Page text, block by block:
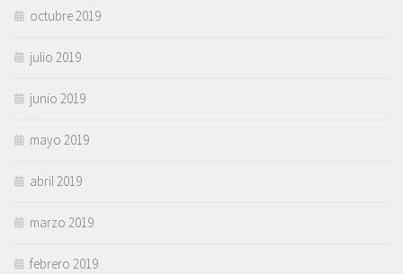
octubre 2019
julio 2019
junio 2019
mayo 2019
abril 2019
marzo 2019
febrero 2019